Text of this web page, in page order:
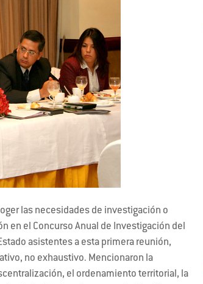
las necesidades de investigación o
en el Concurso Anual de Investigación del
asistentes a esta primera reunión,
no exhaustivo. Mencionaron la
el ordenamiento territorial, la